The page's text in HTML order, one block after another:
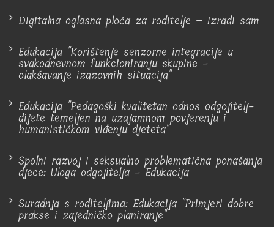
Digitalna oglasna ploča za roditelje – izradi sam
Edukacija "Korištenje senzorne integracije u
svakodnevnom funkcioniranju skupine -
olakšavanje izazovnih situacija"
Edukacija "Pedagoški kvalitetan odnos odgojitelj-
dijete temeljen na uzajamnom povjerenju i
humanističkom viđenju djeteta"
Spolni razvoj i seksualno problematična ponašanja
djece: Uloga odgojitelja - Edukacija
Suradnja s roditeljima: Edukacija "Primjeri dobre
prakse i zajedničko planiranje"